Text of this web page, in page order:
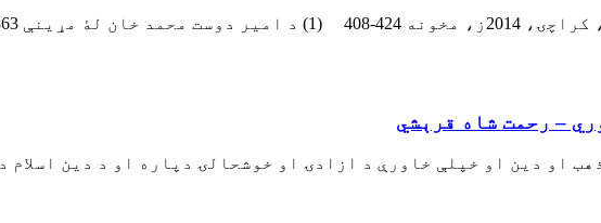
1863)ز( وروسته
– رحمت شاه قرېشي
او دين او خپلې خاورې د ازادۍ او خوشحالۍ دپاره او د دين اسلام د